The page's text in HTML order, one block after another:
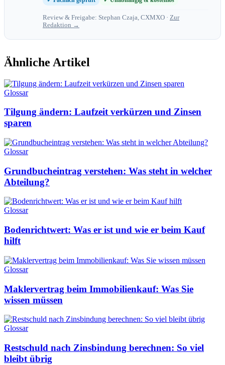
Review & Freigabe: Stephan Czaja, CXMXO · Zur
Redaktion →
Ähnliche Artikel
Glossar
Tilgung ändern: Laufzeit verkürzen und Zinsen
sparen
Glossar
Grundbucheintrag verstehen: Was steht in welcher
Abteilung?
Glossar
Bodenrichtwert: Was er ist und wie er beim Kauf
hilft
Glossar
Maklervertrag beim Immobilienkauf: Was Sie
wissen müssen
Glossar
Restschuld nach Zinsbindung berechnen: So viel
bleibt übrig